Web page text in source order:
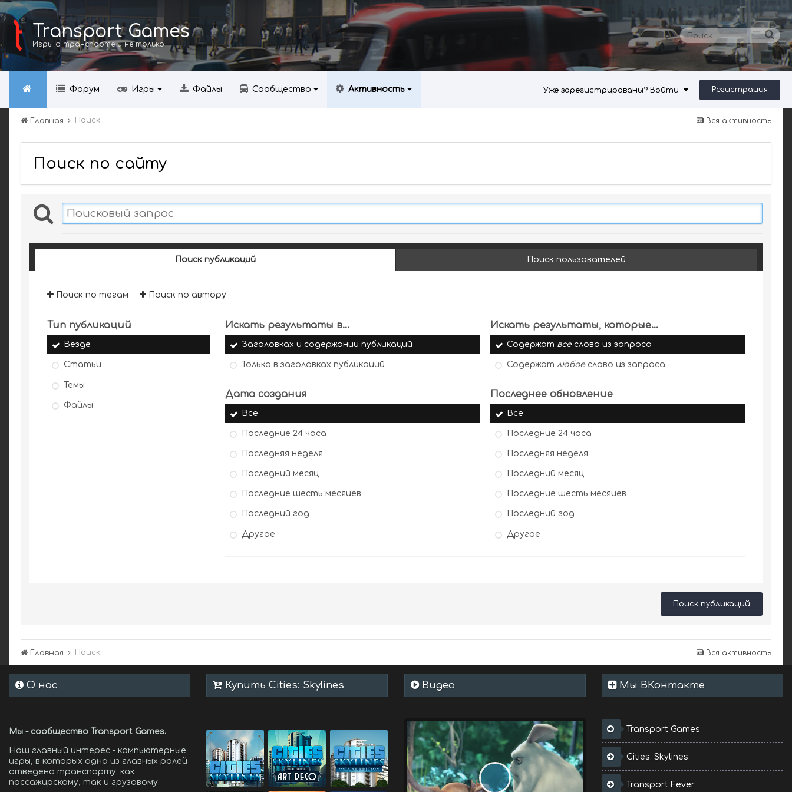
Transport Games
Игры о транспорте и не только
Уже зарегистрированы? Войти Регистрация
Форум Игры Файлы Сообщество Активность
Вся активность
Главная Поиск
Поиск по сайту
Поиск публикаций Поиск пользователей
Поиск по тегам Поиск по автору
Тип публикаций
Везде
Статьи
Темы
Файлы
Искать результаты в...
Заголовках и содержании публикаций
Только в заголовках публикаций
Искать результаты, которые...
Содержат всеслова из запроса
Содержатлюбоеслово из запроса
Дата создания
Все
Последние 24 часа
Последняя неделя
Последний месяц
Последние шесть месяцев
Последний год
Другое
Последнее обновление
Все
Последние 24 часа
Последняя неделя
Последний месяц
Последние шесть месяцев
Последний год
Другое
Поиск публикаций
Вся активность
Главная Поиск
О нас
Мы - сообщество Transport Games.
Наш главный интерес - компьютерные
игры, в которых одна из главных ролей
отведена транспорту: как
пассажирскому, так и грузовому.
Купить Cities: Skylines Видео Мы ВКонтакте
Transport Games
Cities: Skylines
Transport Fever